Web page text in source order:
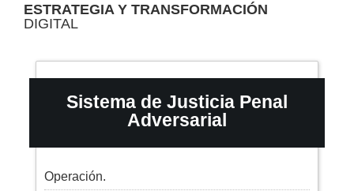
ESTRATEGIA Y TRANSFORMACIÓN
DIGITAL
Sistema de Justicia Penal
Adversarial
Operación.